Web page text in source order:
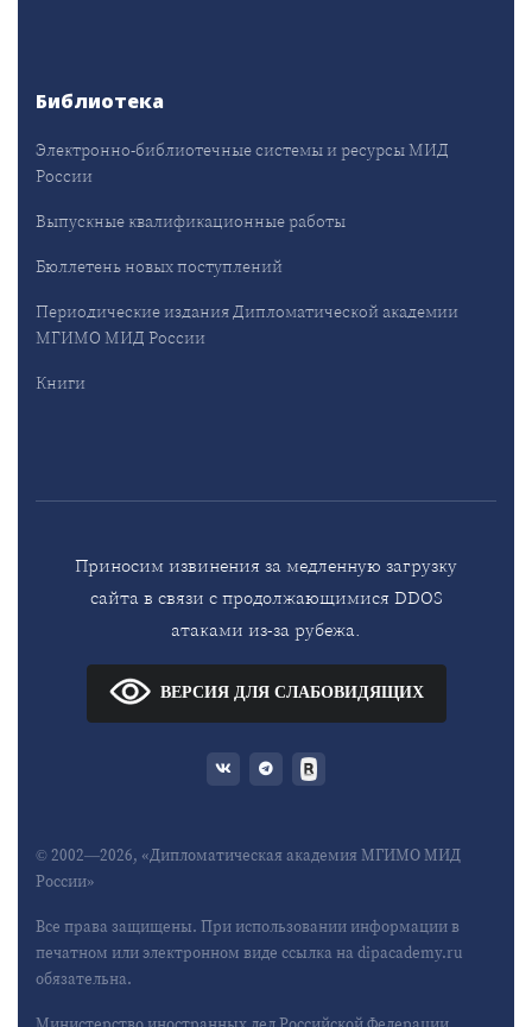
Библиотека
Электронно-библиотечные системы и ресурсы МИД
России
Выпускные квалификационные работы
Бюллетень новых поступлений
Периодические издания Дипломатической академии
МГИМО МИД России
Книги
Приносим извинения за медленную загрузку
сайта в связи с продолжающимися DDOS
атаками из-за рубежа.
ВЕРСИЯ ДЛЯ СЛАБОВИДЯЩИХ
© 2002—2026, «Дипломатическая академия МГИМО МИД
России»
Все права защищены. При использовании информации в
печатном или электронном виде ссылка на dipacademy.ru
обязательна.